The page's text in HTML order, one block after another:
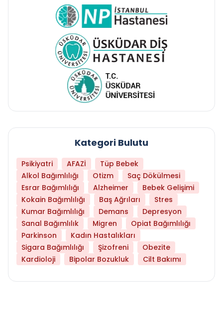
Kategori Bulutu
Psikiyatri AFAZİ
Tüp Bebek
Alkol Bağımlılığı
Otizm
Saç Dökülmesi
Esrar Bağımlılığı
Alzheimer
Bebek Gelişimi
Kokain Bağımlılığı
Baş Ağrıları
Stres
Kumar Bağımlılığı
Demans
Depresyon
Sanal Bağımlılık
Migren
Opiat Bağımlılığı
Parkinson
Kadın Hastalıkları
Sigara Bağımlılığı
Şizofreni
Obezite
Kardioloji
Bipolar Bozukluk Cilt Bakımı